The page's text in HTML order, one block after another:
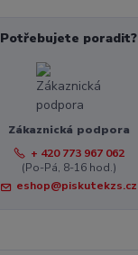
Potřebujete poradit?
Zákaznická podpora
+ 420 773 967 062
(Po-Pá, 8-16 hod.)
eshop@piskutekzs.cz